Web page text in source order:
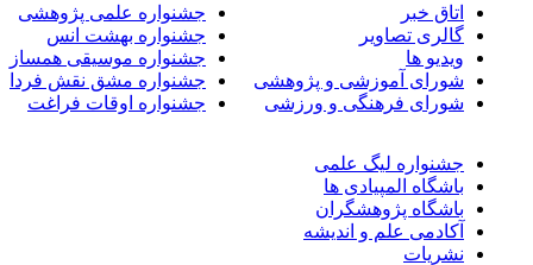
اتاق خبر
گالری تصاویر
ویدیو ها
شورای آموزشی و پژوهشی
شورای فرهنگی و ورزشی
جشنواره علمی پژوهشی
جشنواره بهشت انس
جشنواره موسیقی همساز
جشنواره مشق نقش فردا
جشنواره اوقات فراغت
جشنواره لیگ علمی
باشگاه المپیادی ها
باشگاه پژوهشگران
آکادمی علم و اندیشه
نشریات